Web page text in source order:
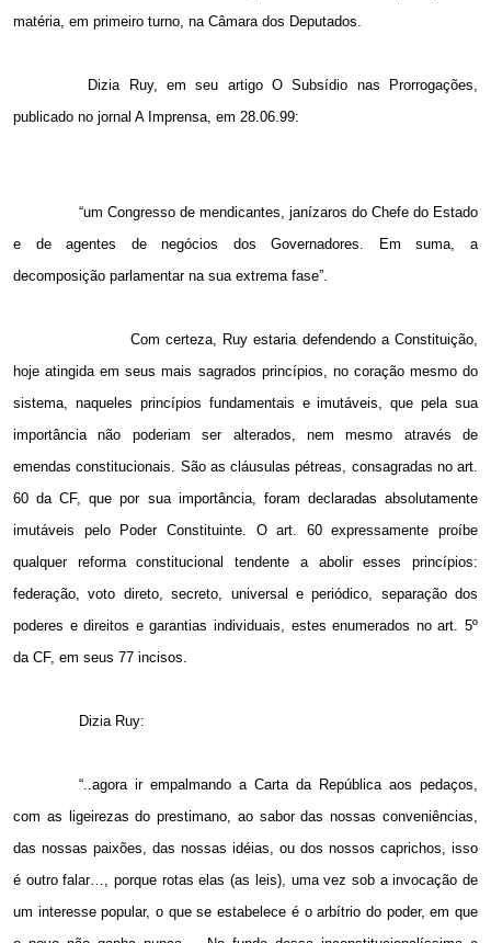
matéria, em primeiro turno, na Câmara dos Deputados.
Dizia Ruy, em seu artigo O Subsídio nas Prorrogações,
publicado no jornal A Imprensa, em 28.06.99:
“um Congresso de mendicantes, janízaros do Chefe do Estado
e de agentes de negócios dos Governadores. Em suma, a
decomposição parlamentar na sua extrema fase”.
Com certeza, Ruy estaria defendendo a Constituição,
hoje atingida em seus mais sagrados princípios, no coração mesmo do
sistema, naqueles princípios fundamentais e imutáveis, que pela sua
importância não poderiam ser alterados, nem mesmo através de
emendas constitucionais. São as cláusulas pétreas, consagradas no art.
60 da CF, que por sua importância, foram declaradas absolutamente
imutáveis pelo Poder Constituinte. O art. 60 expressamente proíbe
qualquer reforma constitucional tendente a abolir esses princípios:
federação, voto direto, secreto, universal e periódico, separação dos
poderes e direitos e garantias individuais, estes enumerados no art. 5º
da CF, em seus 77 incisos.
Dizia Ruy:
“..agora ir empalmando a Carta da República aos pedaços,
com as ligeirezas do prestimano, ao sabor das nossas conveniências,
das nossas paixões, das nossas idéias, ou dos nossos caprichos, isso
é outro falar…, porque rotas elas (as leis), uma vez sob a invocação de
um interesse popular, o que se estabelece é o arbítrio do poder, em que